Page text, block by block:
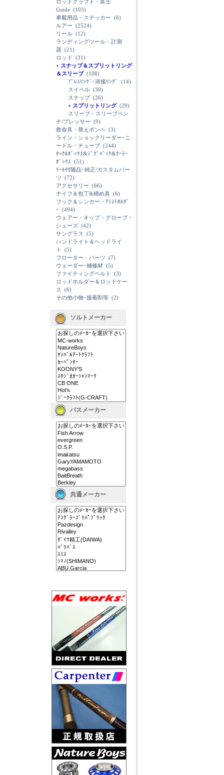
ロッドクラフト・富士
Guide (103)
車載用品・ステッカー (6)
ルアー (2524)
リール (12)
ランディングツール・計測
器 (21)
ロッド (31)
+ スナップ＆スプリットリング
＆スリーブ(108)
ﾌﾟﾚｽﾘﾝｸﾞ･溶接ﾘﾝｸﾞ
(14)
スイベル (30)
スナップ(26)
+ スプリットリング(29)
スリーブ・スリーブペン
チ/プレッサー (9)
救命具・替えボンベ (3)
ライン・ショックリーダー･ニ
ードル・チューブ (244)
ﾀｯｸﾙﾎﾞｯｸｽ&ｼﾞｸﾞﾊﾞｯｸ&ｸｰﾗｰ
ﾎﾞｯｸｽ (51)
ﾘｰﾙ付随品･純正/カスタムパー
ツ (72)
アクセサリー (66)
ナイフ＆包丁&締め具 (6)
フック＆シンカー・ｱｼｽﾄﾎﾙﾀﾞ
ｰ (494)
ウェアー・キップ・グローブ・
シューズ (42)
サングラス
(5)
ハンドライト＆ヘッドライ
ト
(5)
フローター・パーツ (7)
ウェーダー･補修材 (5)
ファイティングベルト
(3)
ロッドホルダー＆ロッドケー
ス
(6)
その他小物･接着剤等 (2)
ソルトメーカー
バスメーカー
共通メーカー